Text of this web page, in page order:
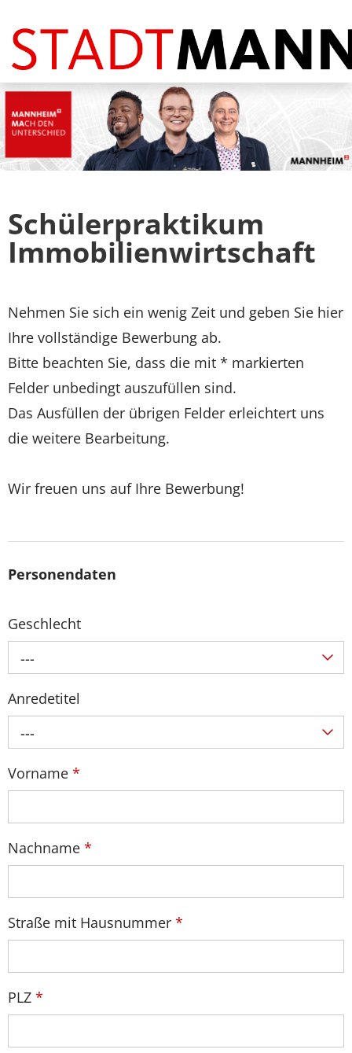
Stellenangebote
Schülerpraktikum
Immobilienwirtschaft
Nehmen Sie sich ein wenig Zeit und geben Sie hier
Ihre vollständige Bewerbung ab.
Bitte beachten Sie, dass die mit * markierten
Felder unbedingt auszufüllen sind.
Das Ausfüllen der übrigen Felder erleichtert uns
die weitere Bearbeitung.
Wir freuen uns auf Ihre Bewerbung!
Personendaten
Geschlecht
---
Anredetitel
---
Vorname *
Nachname *
Straße mit Hausnummer *
PLZ *